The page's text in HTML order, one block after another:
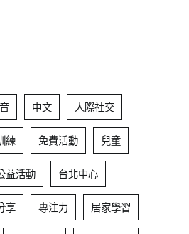
中文 人際社交
練 免費活動 兒童
益活動 台北中心
享 專注力 居家學習